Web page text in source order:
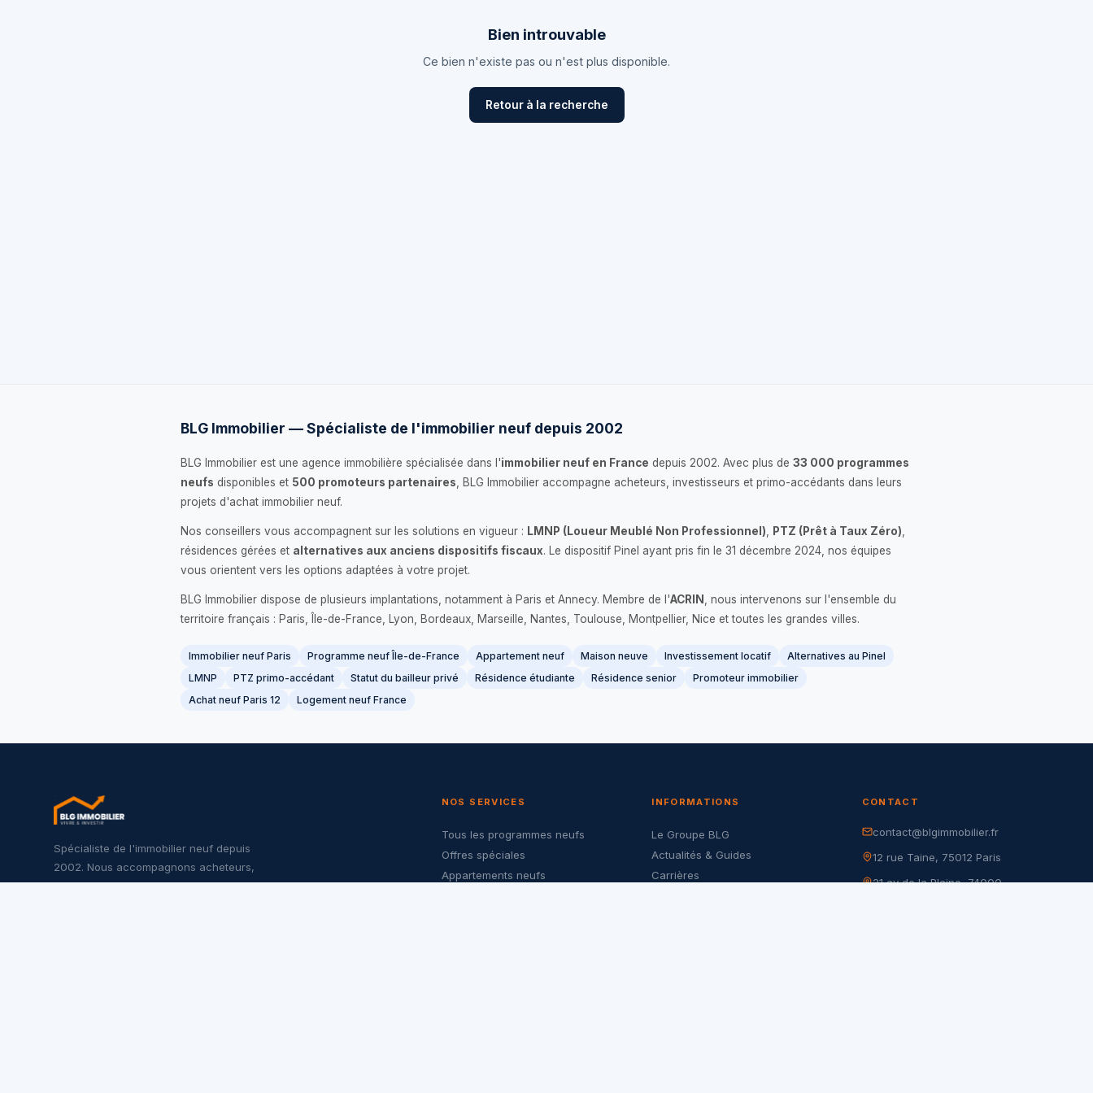
Bien introuvable
Ce bien n'existe pas ou n'est plus disponible.
Retour à la recherche
BLG Immobilier — Spécialiste de l'immobilier neuf depuis 2002
BLG Immobilier est une agence immobilière spécialisée dans l'immobilier neuf en France depuis 2002. Avec plus de 33 000 programmes
neufs disponibles et 500 promoteurs partenaires , BLG Immobilier accompagne acheteurs, investisseurs et primo-accédants dans leurs
projets d'achat immobilier neuf.
Nos conseillers vous accompagnent sur les solutions en vigueur : LMNP (Loueur Meublé Non Professionnel) PTZ (Prêt à Taux Zéro)
résidences gérées et alternatives aux anciens dispositifs fiscaux. Le dispositif Pinel ayant pris fin le 31 décembre 2024, nos équipes
vous orientent vers les options adaptées à votre projet.
BLG Immobilier dispose de plusieurs implantations, notamment à Paris et Annecy. Membre de l'ACRIN
, nous intervenons sur l'ensemble du
territoire français : Paris, Île-de-France, Lyon, Bordeaux, Marseille, Nantes, Toulouse, Montpellier, Nice et toutes les grandes villes.
Immobilier neuf Paris Programme neuf Île-de-France Appartement neuf Maison neuve Investissement locatif
Alternatives au Pinel
LMNP
PTZ primo-accédant Statut du bailleur privé Résidence étudiante Résidence senior
Promoteur immobilier
Achat neuf Paris 12
Logement neuf France
Spécialiste de l'immobilier neuf depuis
2002. Nous accompagnons acheteurs,
investisseurs et promoteurs sur l'ensemble
NOS SERVICES
Tous les programmes neufs
Offres spéciales
Appartements neufs
INFORMATIONS
Le Groupe BLG
Actualités & Guides
Carrières
CONTACT
contact@blgimmobilier.fr
12 rue Taine, 75012 Paris
21 av de la Plaine, 74000